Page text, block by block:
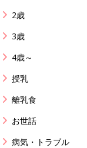
2歳
3歳
4歳～
授乳
離乳食
お世話
病気・トラブル